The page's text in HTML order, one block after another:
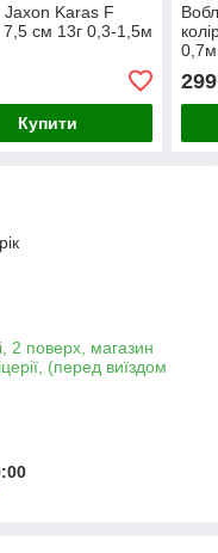
Jaxon Karas F
7,5 см 13г 0,3-1,5м
Купити
0,7м
299
2 поверх, магазин
(перед виїздом